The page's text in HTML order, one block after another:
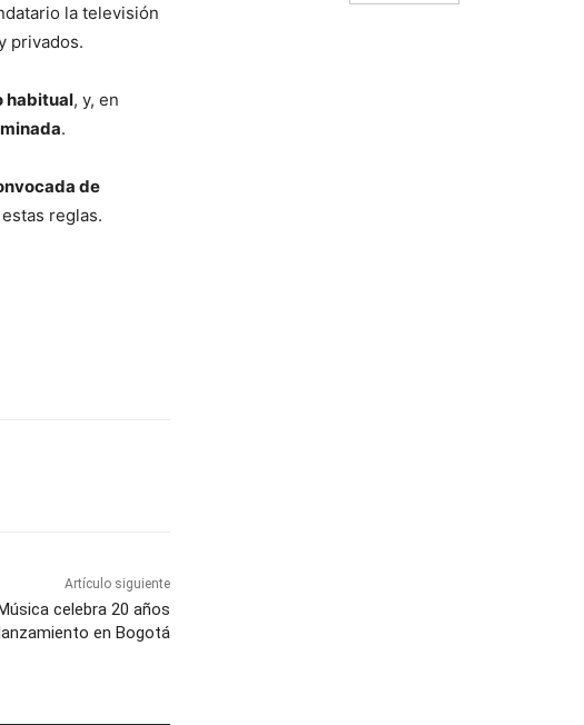
la televisión
privados.
habitual, y, en
.
de
reglas.
Artículo siguiente
celebra 20 años
en Bogotá